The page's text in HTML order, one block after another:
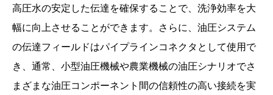
高圧水の安定した伝達を確保することで、洗浄効率を大
幅に向上させることができます。さらに、油圧システム
の伝達フィールドはパイプラインコネクタとして使用で
き、通常、小型油圧機械や農業機械の油圧シナリオでさ
まざまな油圧コンポーネント間の信頼性の高い接続を実